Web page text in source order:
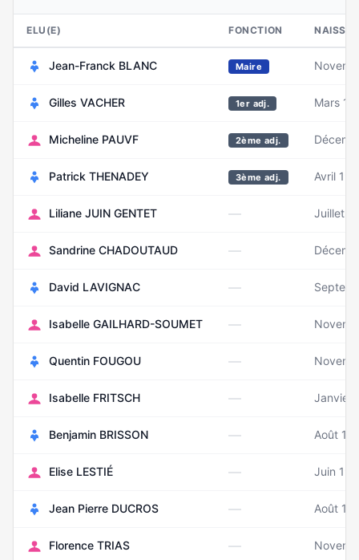
ELU(E) FONCTION
Jean-Franck BLANC Maire
Gilles VACHER 1er adj. Mars
Micheline PAUVF 2ème adj.
Patrick THENADEY 3ème adj. Avril
Liliane JUIN GENTET — Juillet
Sandrine CHADOUTAUD —
David LAVIGNAC —
Isabelle GAILHARD-SOUMET —
Quentin FOUGOU —
Isabelle FRITSCH — Janvier
Benjamin BRISSON — Août
Elise LESTIÉ — Juin
Jean Pierre DUCROS — Août
Florence TRIAS —